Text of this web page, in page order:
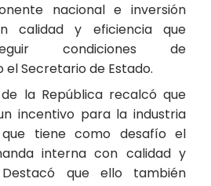
nacional e inversión
calidad y eficiencia que
condiciones de
Secretario de Estado.
la República recalcó que
incentivo para la industria
tiene como desafío el
interna con calidad y
que ello también